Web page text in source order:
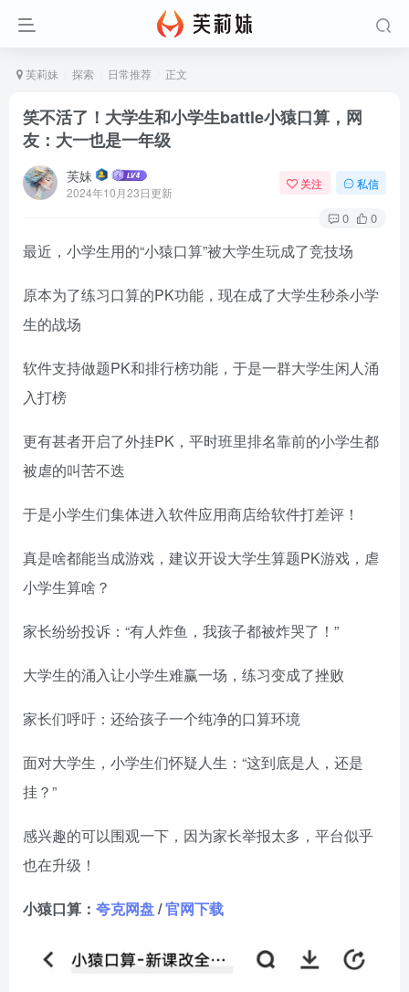
芙莉妹 探索 日常推荐 正文
笑不活了！大学生和小学生battle小猿口算，网
友：大一也是一年级
芙妹
2024年10月23日更新
关注 私信
0 0
最近，小学生用的“小猿口算”被大学生玩成了竞技场
原本为了练习口算的PK功能，现在成了大学生秒杀小学
生的战场
软件支持做题PK和排行榜功能，于是一群大学生闲人涌
入打榜
更有甚者开启了外挂PK，平时班里排名靠前的小学生都
被虐的叫苦不迭
于是小学生们集体进入软件应用商店给软件打差评！
真是啥都能当成游戏，建议开设大学生算题PK游戏，虐
小学生算啥？
家长纷纷投诉：“有人炸鱼，我孩子都被炸哭了！”
大学生的涌入让小学生难赢一场，练习变成了挫败
家长们呼吁：还给孩子一个纯净的口算环境
面对大学生，小学生们怀疑人生：“这到底是人，还是
挂？”
感兴趣的可以围观一下，因为家长举报太多，平台似乎
也在升级！
小猿口算： 夸克网盘/官网下载